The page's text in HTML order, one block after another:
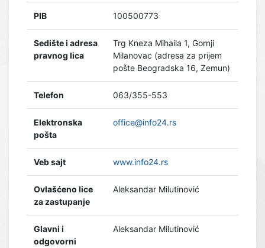
PIB 100500773
Sedište i adresa
pravnog lica
Trg Kneza Mihaila 1, Gornji
Milanovac (adresa za prijem
pošte Beogradska 16, Zemun)
Telefon 063/355-553
Elektronska
pošta
office@info24.rs
Veb sajt www.info24.rs
Ovlašćeno lice
za zastupanje
Aleksandar Milutinović
Glavni i
odgovorni
Aleksandar Milutinović